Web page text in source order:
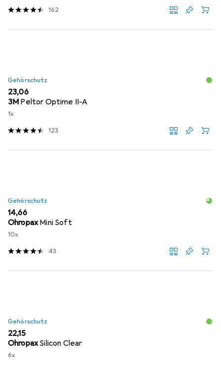
162
Gehörschutz
EUR
23,06
3M Peltor Optime II-A
1x
123
Gehörschutz
EUR
14,66
OhropaxMini Soft
10x
43
Gehörschutz
EUR
22,15
OhropaxSilicon Clear
6x